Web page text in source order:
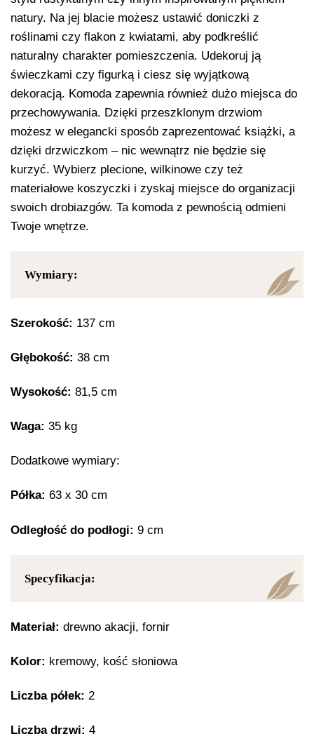
natury. Na jej blacie możesz ustawić doniczki z
roślinami czy flakon z kwiatami, aby podkreślić
naturalny charakter pomieszczenia. Udekoruj ją
świeczkami czy figurką i ciesz się wyjątkową
dekoracją. Komoda zapewnia również dużo miejsca do
przechowywania. Dzięki przeszklonym drzwiom
możesz w elegancki sposób zaprezentować książki, a
dzięki drzwiczkom – nic wewnątrz nie będzie się
kurzyć. Wybierz plecione, wilkinowe czy też
materiałowe koszyczki i zyskaj miejsce do organizacji
swoich drobiazgów. Ta komoda z pewnością odmieni
Twoje wnętrze.
Wymiary:
Szerokość: 137 cm
Głębokość: 38 cm
Wysokość: 81,5 cm
Waga: 35 kg
Dodatkowe wymiary:
Półka: 63 x 30 cm
Odległość do podłogi: 9 cm
Specyfikacja:
Materiał: drewno akacji, fornir
Kolor: kremowy, kość słoniowa
Liczba półek: 2
Liczba drzwi: 4